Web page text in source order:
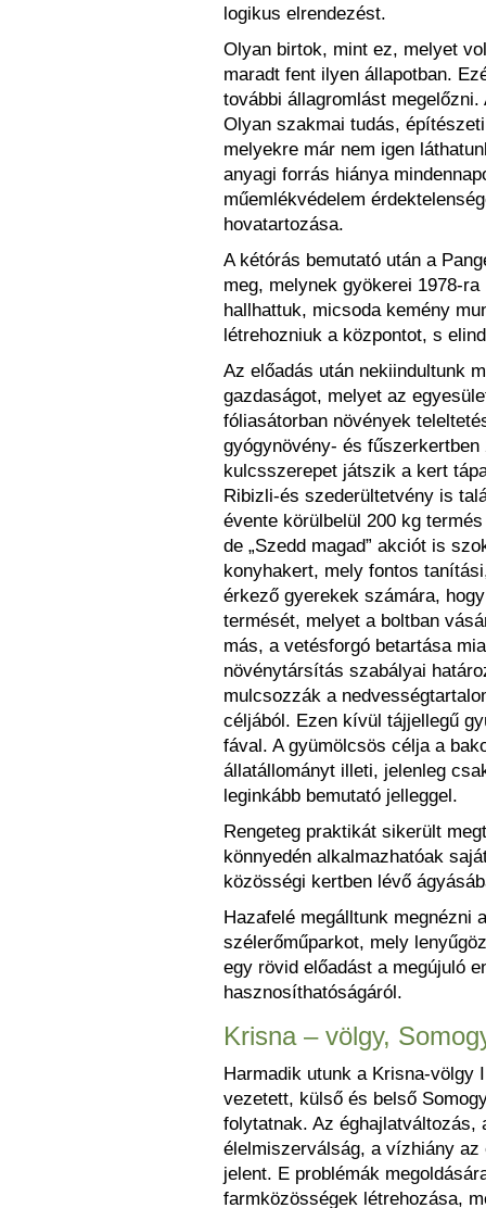
logikus elrendezést.
Olyan birtok, mint ez, melyet
maradt fent ilyen állapotban.
további állagromlást
Olyan szakmai tudás,
melyekre már nem igen
anyagi forrás hiánya
műemlékvédelem
hovatartozása.
A kétórás bemutató után a
meg, melynek gyökerei 1978-
hallhattuk, micsoda kemény
létrehozniuk a központot, s
Az előadás után nekiindultunk
gazdaságot, melyet az
fóliasátorban növények
gyógynövény- és
kulcsszerepet játszik a kert
Ribizli-és szederültetvény is
évente körülbelül 200 kg
de „Szedd magad” akciót is
konyhakert, mely fontos
érkező gyerekek számára,
termését, melyet a boltban
más, a vetésforgó betartása
növénytársítás szabályai
mulcsozzák a
céljából. Ezen kívül tájjellegű
fával. A gyümölcsös célja a
állatállományt illeti, jelenleg
leginkább bemutató jelleggel.
Rengeteg praktikát sikerült
könnyedén alkalmazhatóak
közösségi kertben lévő
Hazafelé megálltunk megnézni
szélerőműparkot, mely
egy rövid előadást a megújuló
hasznosíthatóságáról.
Krisna – völgy,
Harmadik utunk a Krisna-völgy
vezetett, külső és belső
folytatnak. Az éghajlatváltozás,
élelmiszerválság, a vízhiány
jelent. E problémák
farmközösségek létrehozása,